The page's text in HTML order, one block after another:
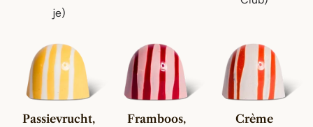
je)
Passievrucht,
Framboos,
Crème